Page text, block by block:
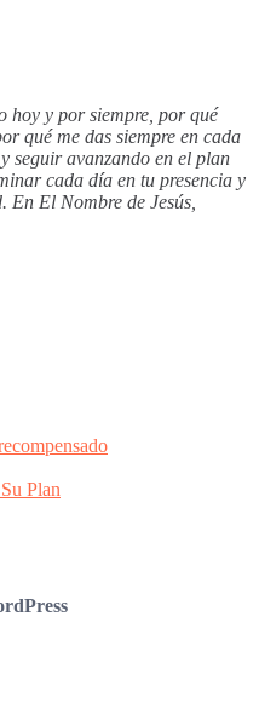
hoy y por siempre, por qué
qué me das siempre en cada
seguir avanzando en el plan
cada día en tu presencia y
El Nombre de Jesús,
Plan